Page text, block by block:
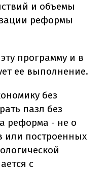
и объемы
реформы
программу и в
ее выполнение.
без
пазл без
реформа - не о
или построенных
с